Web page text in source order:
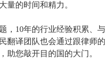
量的时间和精力。
，10年的行业经验积累、
翻译团队也会通过跟律师
助您敲开目的国的大门。